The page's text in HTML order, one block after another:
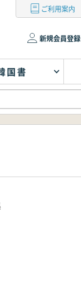
ご利用案内
新規会員登録
国書